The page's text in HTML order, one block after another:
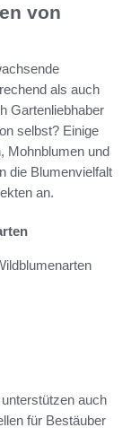
von
als auch
Gartenliebhaber
selbst? Einige
Mohnblumen und
die Blumenvielfalt
an.
auch
für Bestäuber